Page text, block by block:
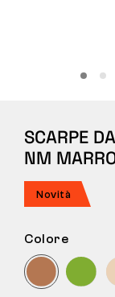
CHI SIAMO
LABORATORIO
CONTATTI
SCARPE
NM
Novità
Colore